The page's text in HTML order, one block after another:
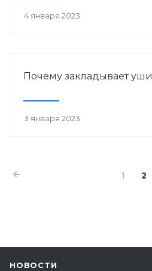
4 января 2023
Почему закладывает уши
3 января 2023
1 2
НОВОСТИ